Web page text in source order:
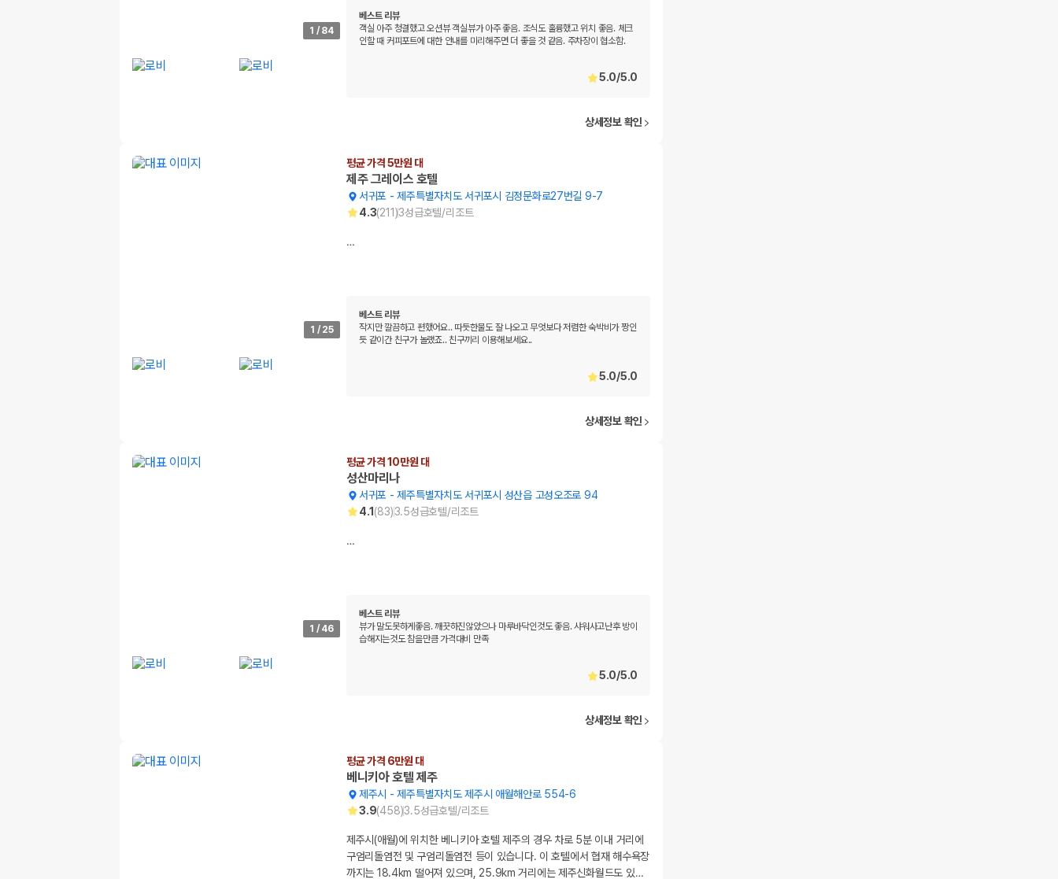
1 / 84
베스트 리뷰
객실 아주 청결했고 오션뷰 객실뷰가 아주 좋음. 조식도 훌륭했고 위치 좋음. 체크
인할 때 커피포트에 대한 안내를 미리해주면 더 좋을 것 같음. 주차장이 협소함.
5.0/5.0
상세정보 확인
1 / 25
평균 가격 5만원 대
제주 그레이스 호텔
서귀포 -제주특별자치도 서귀포시 김정문화로27번길 9-7
4.3(211)3성급호텔/리조트
…
베스트 리뷰
작지만 깔끔하고 편했어요.. 따듯한물도 잘 나오고 무엇보다 저렴한 숙박비가 짱인
듯 같이간 친구가 놀랬죠.. 친구끼리 이용해보세요..
5.0/5.0
상세정보 확인
1 / 46
평균 가격 10만원 대
성산마리나
서귀포 -제주특별자치도 서귀포시 성산읍 고성오조로 94
4.1 (83)3.5성급호텔/리조트
…
베스트 리뷰
뷰가 말도못하게좋음. 깨끗하진않았으나 마루바닥인것도 좋음. 샤워사고난후 방이
습해지는것도 참을만큼 가격대비 만족
5.0/5.0
상세정보 확인
평균 가격 6만원 대
베니키아 호텔 제주
제주시 -제주특별자치도 제주시 애월해안로 554-6
3.9(458)3.5성급호텔/리조트
제주시(애월)에 위치한 베니키아 호텔 제주의 경우 차로 5분 이내 거리에
구엄리돌염전 및 구엄리돌염전 등이 있습니다. 이 호텔에서 협재 해수욕장
까지는 18.4km 떨어져 있으며, 25.9km 거리에는 제주신화월드도 있…